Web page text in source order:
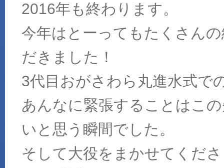
2016年も終わります。
今年はとーってもたくさん
だきました！
3代目おがさわら丸進水式で
あんなに緊張することはこ
いと思う瞬間でした。
そして大役をまかせてくだ